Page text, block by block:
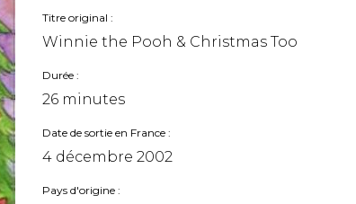
Titre original
Winnie the Pooh & Christmas Too
Durée
26 minutes
Date de sortie en France
4 décembre 2002
Pays d'origine